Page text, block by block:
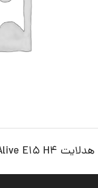
هدلایت Alive E۱۵ H۴